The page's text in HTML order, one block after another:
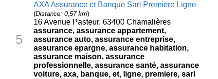
5
AXA Assurance et Banque Sarl Premiere Ligne
(Distance: 0,57 km)
16 Avenue Pasteur, 63400 Chamalières
assurance, assurance appartement,
assurance auto, assurance entreprise,
assurance epargne, assurance habitation,
assurance maison, assurance
professionnelle, assurance santé, assurance
voiture, axa, banque, et, ligne, premiere, sarl